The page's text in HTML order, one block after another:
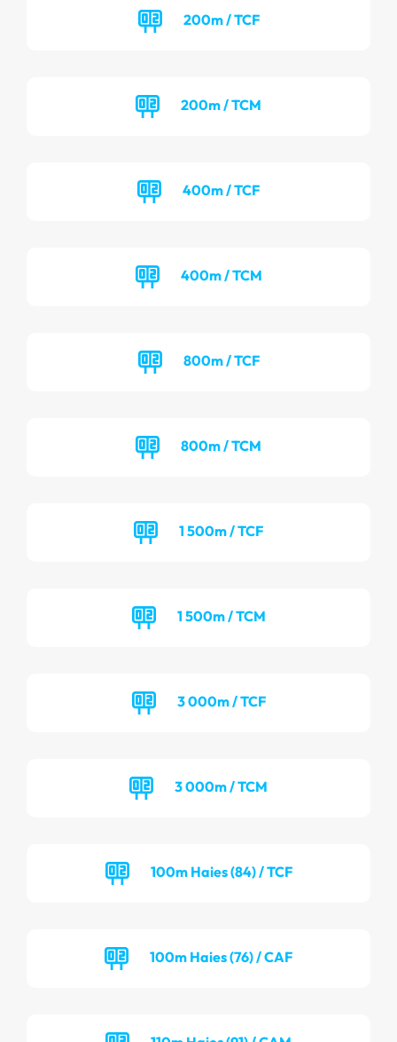
200m / TCF
200m / TCM
400m / TCF
400m / TCM
800m / TCF
800m / TCM
1 500m / TCF
1 500m / TCM
3 000m / TCF
3 000m / TCM
100m Haies (84) / TCF
100m Haies (76) / CAF